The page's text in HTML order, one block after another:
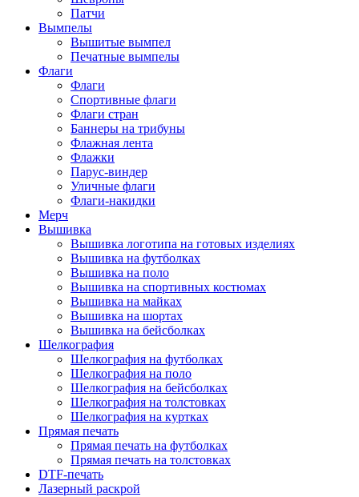
Патчи
Вымпелы
Вышитые вымпел
Печатные вымпелы
Флаги
Флаги
Спортивные флаги
Флаги стран
Баннеры на трибуны
Флажная лента
Флажки
Парус-виндер
Уличные флаги
Флаги-накидки
Мерч
Вышивка
Вышивка логотипа на готовых изделиях
Вышивка на футболках
Вышивка на поло
Вышивка на спортивных костюмах
Вышивка на майках
Вышивка на шортах
Вышивка на бейсболках
Шелкография
Шелкография на футболках
Шелкография на поло
Шелкография на бейсболках
Шелкография на толстовках
Шелкография на куртках
Прямая печать
Прямая печать на футболках
Прямая печать на толстовках
DTF-печать
Лазерный раскрой